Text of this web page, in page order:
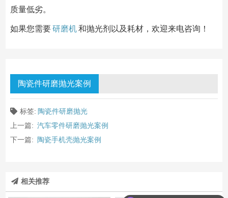
质量低劣。
如果您需要研磨机和抛光剂以及耗材，欢迎来电咨询！
陶瓷件研磨抛光案例
标签: 陶瓷件研磨抛光
上一篇: 汽车零件研磨抛光案例
下一篇: 陶瓷手机壳抛光案例
相关推荐